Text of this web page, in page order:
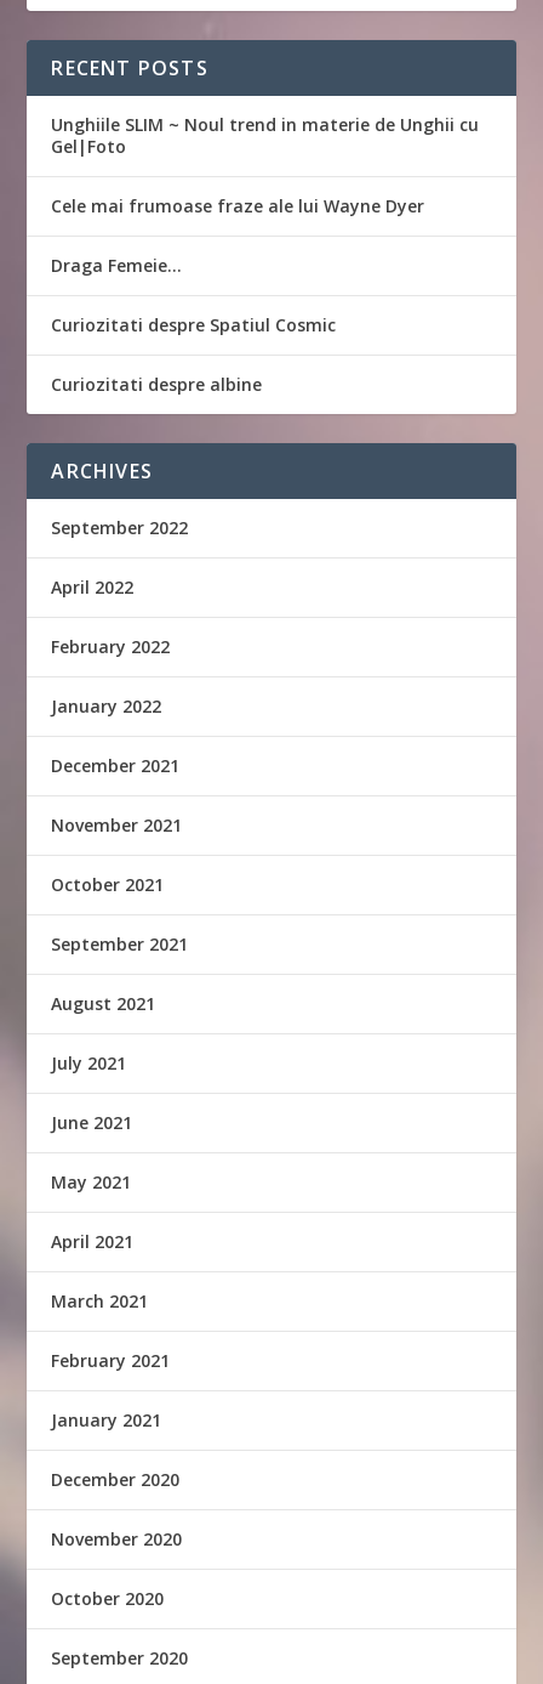
RECENT POSTS
Unghiile SLIM ~ Noul trend in materie de Unghii cu
Gel|Foto
Cele mai frumoase fraze ale lui Wayne Dyer
Draga Femeie…
Curiozitati despre Spatiul Cosmic
Curiozitati despre albine
ARCHIVES
September 2022
April 2022
February 2022
January 2022
December 2021
November 2021
October 2021
September 2021
August 2021
July 2021
June 2021
May 2021
April 2021
March 2021
February 2021
January 2021
December 2020
November 2020
October 2020
September 2020